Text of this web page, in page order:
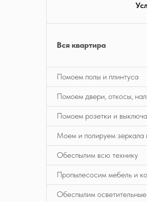
Вся квартира
Помоем полы и плинтуса
Помоем двери, откосы,
Помоем розетки и
Моем и полируем зеркала
Обеспылим всю технику
Пропылесосим мебель и
Обеспылим